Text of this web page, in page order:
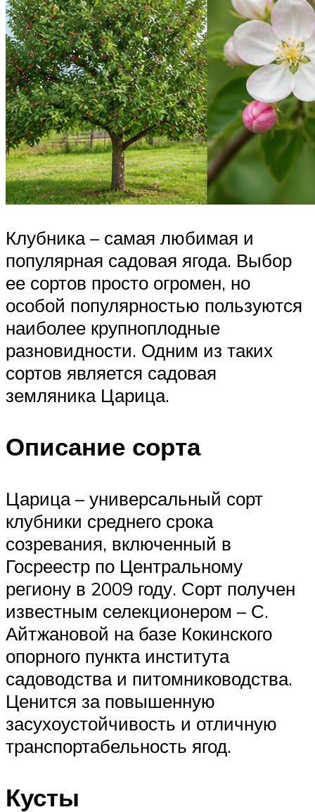
Клубника – самая любимая и
популярная садовая ягода. Выбор
ее сортов просто огромен, но
особой популярностью пользуются
наиболее крупноплодные
разновидности. Одним из таких
сортов является садовая
земляника Царица.
Описание сорта
Царица – универсальный сорт
клубники среднего срока
созревания, включенный в
Госреестр по Центральному
региону в 2009 году. Сорт получен
известным селекционером – С.
Айтжановой на базе Кокинского
опорного пункта института
садоводства и питомниководства.
Ценится за повышенную
засухоустойчивость и отличную
транспортабельность ягод.
Кусты